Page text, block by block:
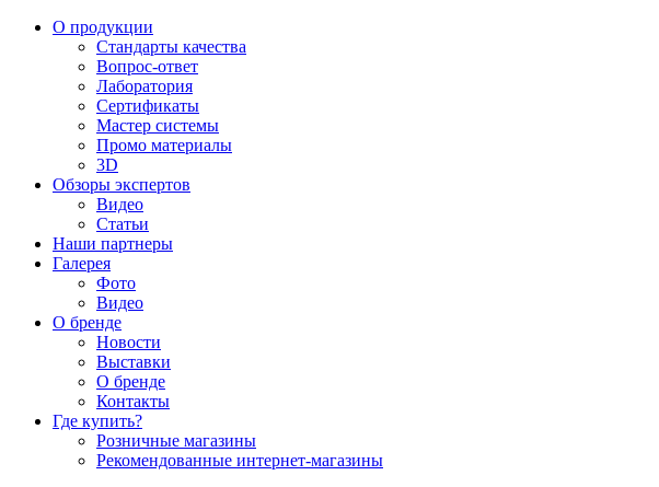
О продукции
Стандарты качества
Вопрос-ответ
Лаборатория
Сертификаты
Мастер системы
Промо материалы
3D
Обзоры экспертов
Видео
Статьи
Наши партнеры
Галерея
Фото
Видео
О бренде
Новости
Выставки
О бренде
Контакты
Где купить?
Розничные магазины
Рекомендованные интернет-магазины